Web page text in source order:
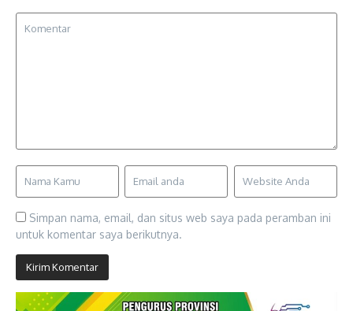
Simpan nama, email, dan situs web saya pada peramban ini
untuk komentar saya berikutnya.